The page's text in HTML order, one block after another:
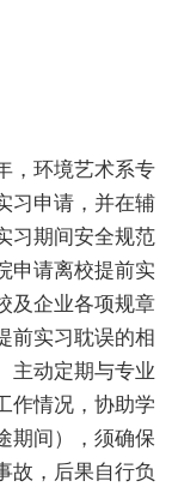
，环境艺术系专
习申请，并在辅
习期间安全规范
申请离校提前实
及企业各项规章
前实习耽误的相
主动定期与专业
作情况，协助学
期间），须确保
故，后果自行负